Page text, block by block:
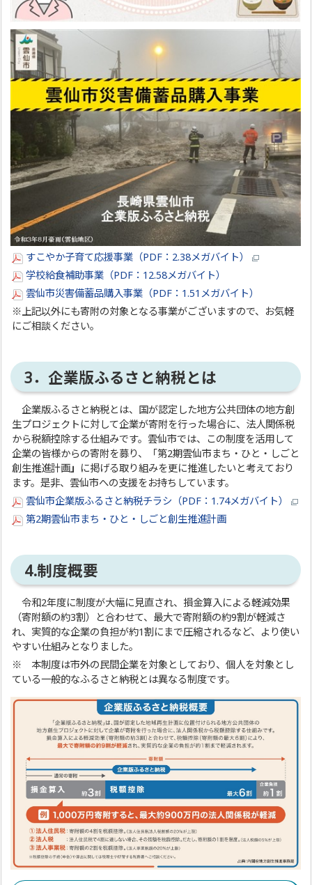
すこやか子育て応援事業（PDF：2.38メガバイト）
学校給食補助事業（PDF：12.58メガバイト）
雲仙市災害備蓄品購入事業（PDF：1.51メガバイト）
※上記以外にも寄附の対象となる事業がございますので、お気軽
にご相談ください。
3．企業版ふるさと納税とは
企業版ふるさと納税とは、国が認定した地方公共団体の地方創
生プロジェクトに対して企業が寄附を行った場合に、法人関係税
から税額控除する仕組みです。雲仙市では、この制度を活用して
企業の皆様からの寄附を募り、「第2期雲仙市まち・ひと・しごと
創生推進計画」 に掲げる取り組みを更に推進したいと考えており
ます。是非、雲仙市への支援をお持ちしています。
雲仙市企業版ふるさと納税チラシ（PDF：1.74メガバイト）
第2期雲仙市まち・ひと・しごと創生推進計画
4.制度概要
令和2年度に制度が大幅に見直され、損金算入による軽減効果
（寄附額の約3割）と合わせて、最大で寄附額の約9割が軽減さ
れ、実質的な企業の負担が約1割にまで圧縮されるなど、より使い
やすい仕組みとなりました。
※ 本制度は市外の民間企業を対象としており、個人を対象とし
ている一般的なふるさと納税とは異なる制度です。